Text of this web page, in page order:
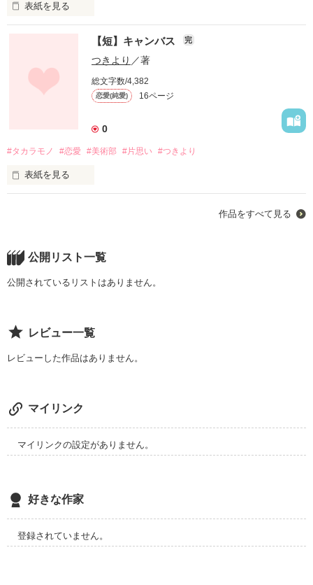
不思議な雰囲気を持つ天才作曲家
kanade nayuta
       ×
儚い雰囲気を持つ声を失った少女
ただ、君の傍にいたい。
表紙を見る
コーヒーに砂糖を入れると甘くなる。
けど、彼はブラックコーヒーのように苦くて意地悪だ。
そんな彼がある日―――
『……優しくしてあげようか？』
作品を読む
【短】キャンバス 完
つきより ／著
総文字数/4,382
恋愛(純愛) 16ページ
0
#タカラモノ #恋愛 #美術部 #片思い #つきより
表紙を見る
交わることのない世界で、
だけど私は今でも君を想っている―――。
【あなたの宝物はなんですか？】
ｷｰﾜｰﾄﾞ【タカラモノ】で
参加作家さまの素敵な作品へとご案内
作品をすべて見る
公開リスト一覧
公開されているリストはありません。
レビュー一覧
レビューした作品はありません。
マイリンク
マイリンクの設定がありません。
好きな作家
登録されていません。